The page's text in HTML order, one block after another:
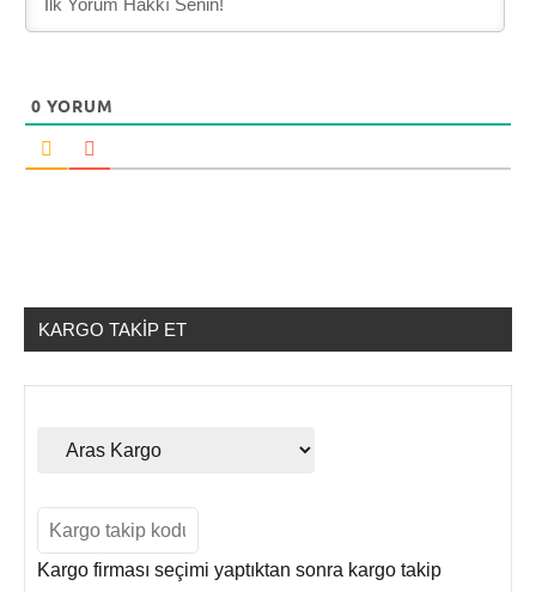
0 YORUM
KARGO TAKIP ET
Kargo firması seçimi yaptıktan sonra kargo takip